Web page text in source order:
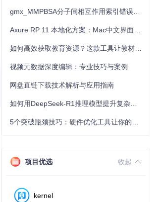
视频元数据深度编辑：专业技巧与案例
网盘直链下载技术解析与应用指南
项目优选 收起
kernel